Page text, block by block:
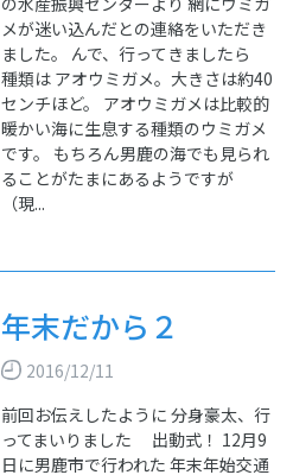
メが迷い込んだとの連絡をいただき
ました。 んで、行ってきましたら
種類は アオウミガメ。大きさは約40
センチほど。 アオウミガメは比較的
暖かい海に生息する種類のウミガメ
です。 もちろん男鹿の海でも見られ
ることがたまにあるようですが
（現...
年末だから２
2016/12/11
前回お伝えしたように 分身豪太、行
ってまいりました 出動式！ 12月9
日に男鹿市で行われた 年末年始交通